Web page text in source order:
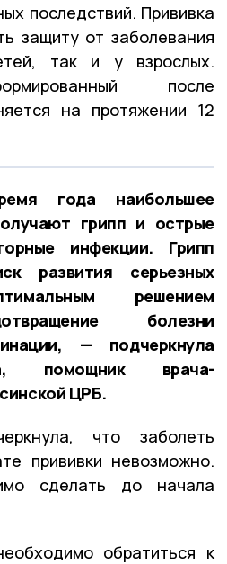
последствий. Прививка
защиту от заболевания
так и у взрослых.
после
на протяжении 12
года наибольшее
грипп и острые
инфекции. Грипп
развития серьезных
решением
болезни
— подчеркнула
помощник врача-
ЦРБ.
что заболеть
прививки невозможно.
сделать до начала
обратиться к